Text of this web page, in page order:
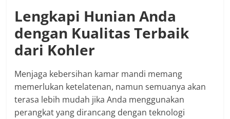
Lengkapi Hunian Anda
dengan Kualitas Terbaik
dari Kohler
Menjaga kebersihan kamar mandi memang
memerlukan ketelatenan, namun semuanya akan
terasa lebih mudah jika Anda menggunakan
perangkat yang dirancang dengan teknologi